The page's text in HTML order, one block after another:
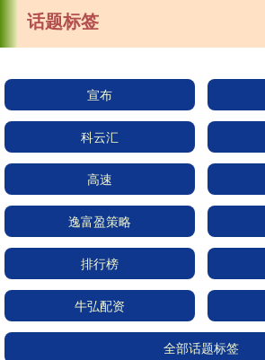
话题标签
宣布
科云汇
高速
逸富盈策略
排行榜
牛弘配资
全部话题标签